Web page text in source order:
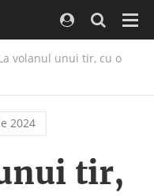
volanul unui tir, cu o
2024
tir,